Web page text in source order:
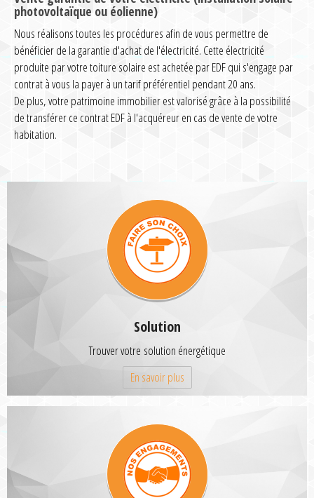
photovoltaïque ou éolienne)
Nous réalisons toutes les procédures afin de vous permettre de
bénéficier de la garantie d'achat de l'électricité. Cette électricité
produite par votre toiture solaire est achetée par EDF qui s'engage par
contrat à vous la payer à un tarif préférentiel pendant 20 ans.
De plus, votre patrimoine immobilier est valorisé grâce à la possibilité
de transférer ce contrat EDF à l'acquéreur en cas de vente de votre
habitation.
Solution
Trouver votre solution énergétique
En savoir plus